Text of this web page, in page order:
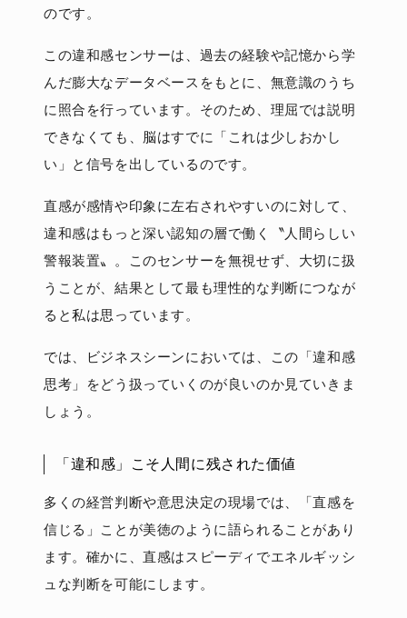
のです。
この違和感センサーは、過去の経験や記憶から学
んだ膨大なデータベースをもとに、無意識のうち
に照合を行っています。そのため、理屈では説明
できなくても、脳はすでに「これは少しおかし
い」と信号を出しているのです。
直感が感情や印象に左右されやすいのに対して、
違和感はもっと深い認知の層で働く〝人間らしい
警報装置〟。このセンサーを無視せず、大切に扱
うことが、結果として最も理性的な判断につなが
ると私は思っています。
では、ビジネスシーンにおいては、この「違和感
思考」をどう扱っていくのが良いのか見ていきま
しょう。
「違和感」こそ人間に残された価値
多くの経営判断や意思決定の現場では、「直感を
信じる」ことが美徳のように語られることがあり
ます。確かに、直感はスピーディでエネルギッシ
ュな判断を可能にします。